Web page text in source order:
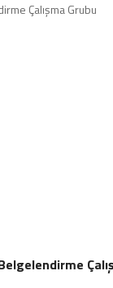
Çalışma Grubu